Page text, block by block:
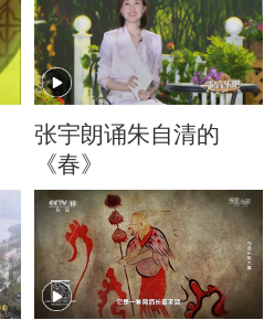
张宇朗诵朱自清的
《春》